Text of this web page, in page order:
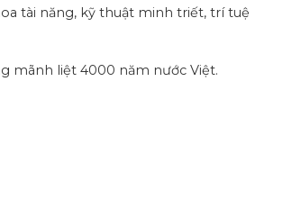
tài năng, kỹ thuật minh triết, trí tuệ
mãnh liệt 4000 năm nước Việt.